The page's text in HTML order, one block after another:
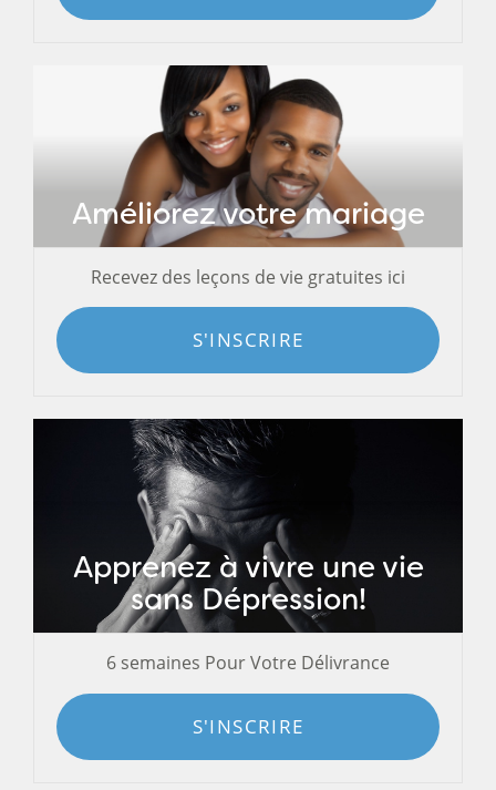
Améliorez votre mariage
Recevez des leçons de vie gratuites ici
S'INSCRIRE
Apprenez à vivre une vie
sans Dépression!
6 semaines Pour Votre Délivrance
S'INSCRIRE